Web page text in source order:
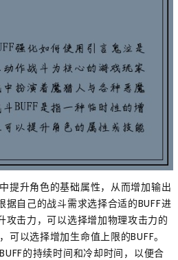
提升角色的基础属性，从而增加输出
据自己的战斗需求选择合适的BUFF进
攻击力，可以选择增加物理攻击力的
可以选择增加生命值上限的BUFF。
的持续时间和冷却时间，以便合